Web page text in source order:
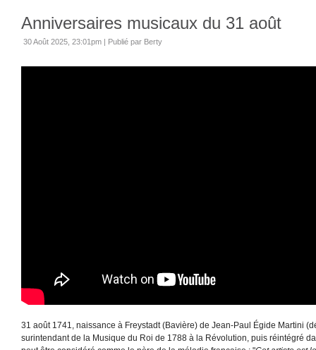
Anniversaires musicaux du 31 août
30 Août 2025, 23:01pm | Publié par Berty
31 août 1741, naissance à Freystadt (Bavière) de Jean-Paul Égide Martini
surintendant de la Musique du Roi de 1788 à la Révolution, puis réintégré